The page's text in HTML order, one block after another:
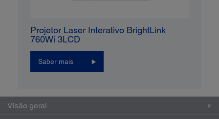
Projetor Laser Interativo BrightLink
760Wi 3LCD
Saber mais
Visão geral